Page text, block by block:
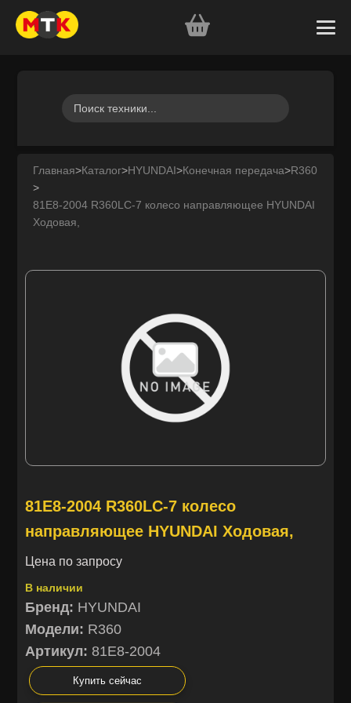
Главная>Каталог>HYUNDAI>Конечная передача>R360
>
81E8-2004 R360LC-7 колесо направляющее HYUNDAI
Ходовая,
81E8-2004 R360LC-7 колесо
направляющее HYUNDAI Ходовая,
Цена по запросу
В наличии
Бренд: HYUNDAI
Модели: R360
Артикул: 81E8-2004
Купить сейчас